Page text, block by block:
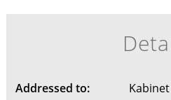
Addressed to:
Kabinet